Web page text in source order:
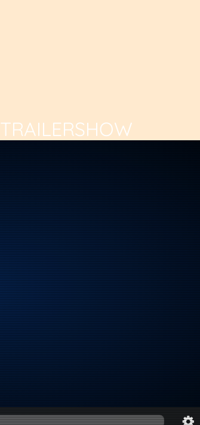
TRAILERSHOW